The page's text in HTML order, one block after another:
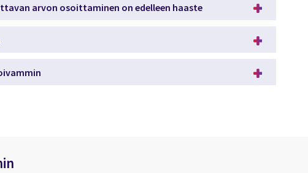
arvon osoittaminen on edelleen haaste